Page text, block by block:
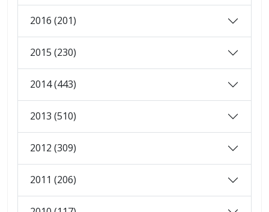
2016 (201)
2015 (230)
2014 (443)
2013 (510)
2012 (309)
2011 (206)